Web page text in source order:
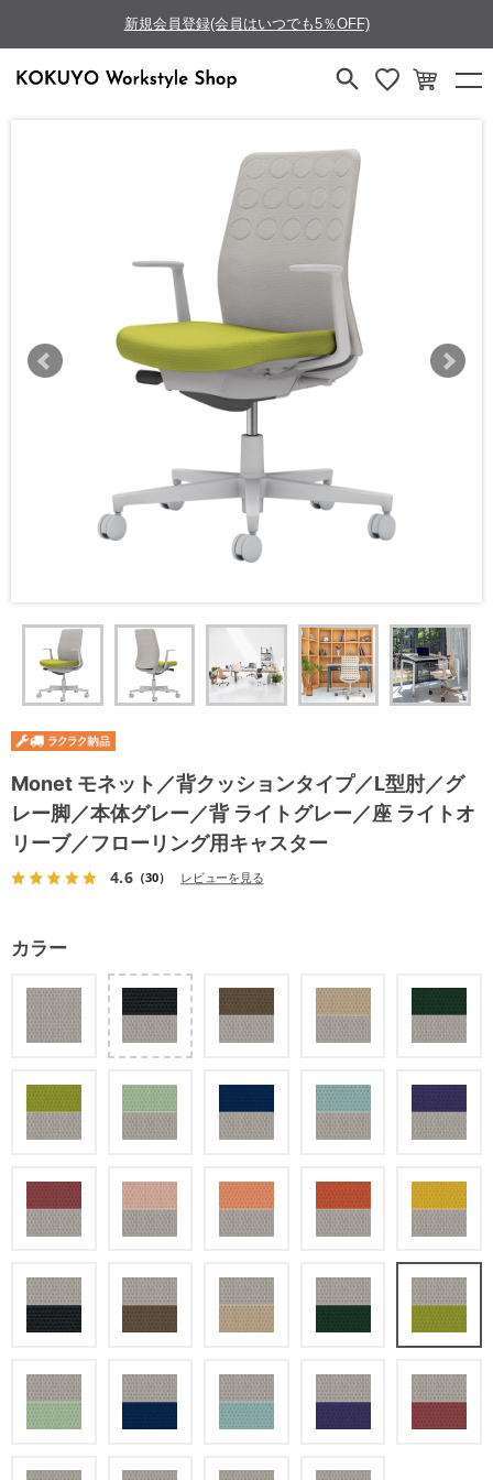
新規会員登録(会員はいつでも5％OFF)
Monet モネット／背クッションタイプ／L型肘／グ
レー脚／本体グレー／背 ライトグレー／座 ライトオ
リーブ／フローリング用キャスター
4.6（30） レビューを見る
カラー